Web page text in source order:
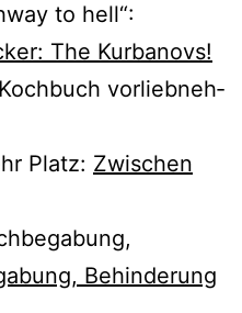
to hell“:
The Kurbanovs!
vor­lieb­neh­
Platz: Zwischen
Behinderung